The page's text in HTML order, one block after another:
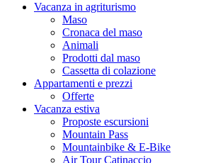
Vacanza in agriturismo
Maso
Cronaca del maso
Animali
Prodotti dal maso
Cassetta di colazione
Appartamenti e prezzi
Offerte
Vacanza estiva
Proposte escursioni
Mountain Pass
Mountainbike & E-Bike
Air Tour Catinaccio